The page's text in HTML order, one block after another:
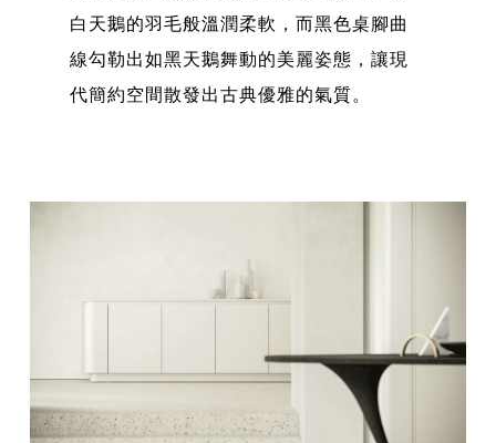
白天鵝的羽毛般溫潤柔軟，而黑色桌腳曲
線勾勒出如黑天鵝舞動的美麗姿態，讓現
代簡約空間散發出古典優雅的氣質。